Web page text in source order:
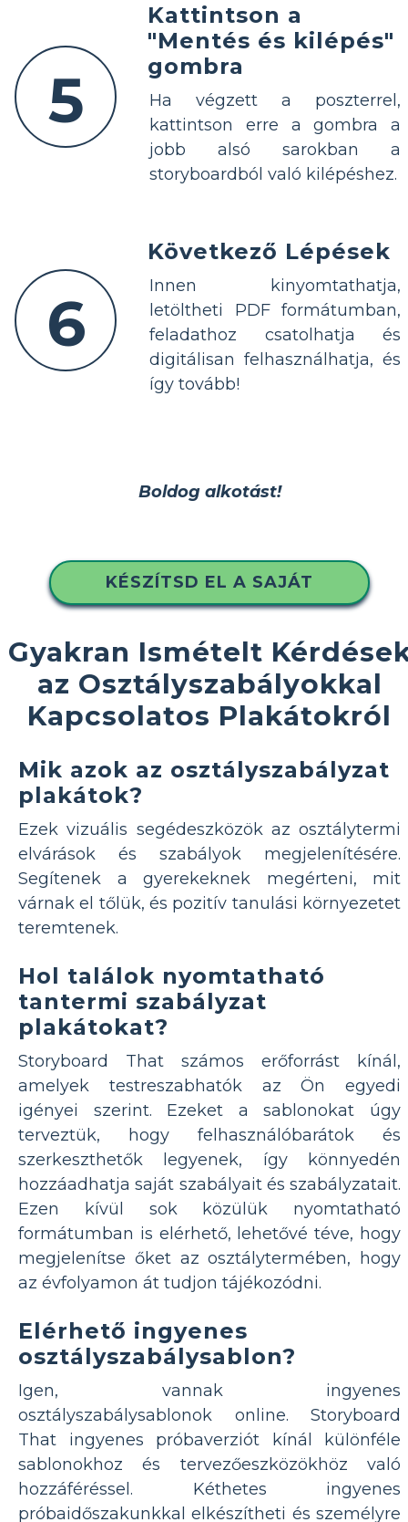
5
Kattintson a
"Mentés és kilépés"
gombra
Ha végzett a poszterrel,
kattintson erre a gombra a
jobb alsó sarokban a
storyboardból való kilépéshez.
6
Következő Lépések
Innen kinyomtathatja,
letöltheti PDF formátumban,
feladathoz csatolhatja és
digitálisan felhasználhatja, és
így tovább!
Boldog alkotást!
KÉSZÍTSD EL A SAJÁT
Gyakran Ismételt
az Osztályszabályokkal
Kapcsolatos Plakátokról
Mik azok az osztályszabályzat
plakátok?
Ezek vizuális segédeszközök az osztálytermi
elvárások és szabályok megjelenítésére.
Segítenek a gyerekeknek megérteni, mit
várnak el tőlük, és pozitív tanulási környezetet
teremtenek.
Hol találok nyomtatható
tantermi szabályzat
plakátokat?
Storyboard That számos erőforrást kínál,
amelyek testreszabhatók az Ön egyedi
igényei szerint. Ezeket a sablonokat úgy
terveztük, hogy felhasználóbarátok és
szerkeszthetők legyenek, így könnyedén
hozzáadhatja saját szabályait és szabályzatait.
Ezen kívül sok közülük nyomtatható
formátumban is elérhető, lehetővé téve, hogy
megjelenítse őket az osztálytermében, hogy
az évfolyamon át tudjon tájékozódni.
Elérhető ingyenes
osztályszabálysablon?
Igen, vannak ingyenes
osztályszabálysablonok online. Storyboard
That ingyenes próbaverziót kínál különféle
sablonokhoz és tervezőeszközökhöz való
hozzáféréssel. Kéthetes ingyenes
próbaidőszakunkkal elkészítheti és személyre